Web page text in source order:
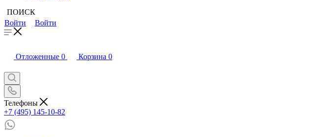
ПОИСК
Войти
Войти
Отложенные 0 Корзина 0
Телефоны
+7 (495) 145-10-82